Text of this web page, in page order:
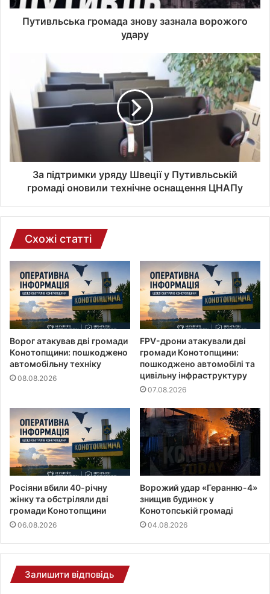
ш
т
р
н
ш
и
Путивльська громада знову зазнала ворожого
удару
За підтримки уряду Швеції у Путивльській
громаді оновили технічне оснащення ЦНАПу
Схожі статті
Ворог атакував дві громади
Конотопщини: пошкоджено
автомобільну техніку
08.08.2026
FPV-дрони атакували дві
громади Конотопщини:
пошкоджено автомобілі та
цивільну інфраструктуру
07.08.2026
Росіяни вбили 40-річну
жінку та обстріляли дві
громади Конотопщини
06.08.2026
Ворожий удар «Геранню-4»
знищив будинок у
Конотопській громаді
04.08.2026
Залишити відповідь